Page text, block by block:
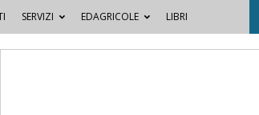
SERVIZI EDAGRICOLE LIBRI